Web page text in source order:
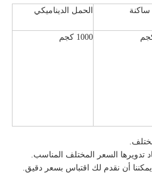
الحمل الديناميكي
1000 كجم
تدويرها السعر المختلف المناسب.
يمكننا أن نقدم لك اقتباس بسعر دقيق.